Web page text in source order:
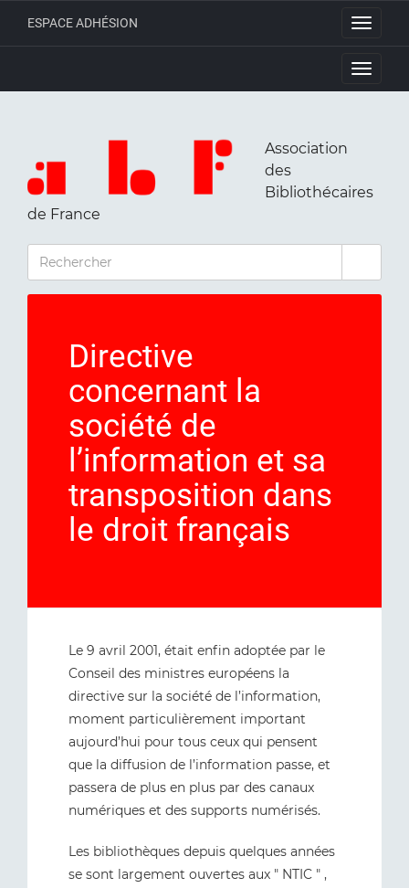
Toggle
ESPACE ADHÉSION
Toggle
Association
des
Bibliothécaires
de France
RECHERCHER
Directive
concernant la
société de
l’information et sa
transposition dans
le droit français
Le 9 avril 2001, était enfin adoptée par le
Conseil des ministres européens la
directive sur la société de l’information,
moment particulièrement important
aujourd’hui pour tous ceux qui pensent
que la diffusion de l’information passe, et
passera de plus en plus par des canaux
numériques et des supports numérisés.
Les bibliothèques depuis quelques années
se sont largement ouvertes aux " NTIC " ,